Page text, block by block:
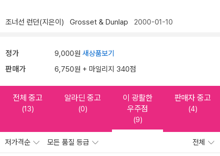
조너선 런던(지은이) Grosset & Dunlap 2000-01-10
정가 9,000원 새상품보기
판매가 6,750원 + 마일리지 340점
전체 중고
(13)
알라딘 중고
(0)
이 광활한
우주점
(9)
판매자 중고
(4)
저가격순 모든 품질 등급 전체